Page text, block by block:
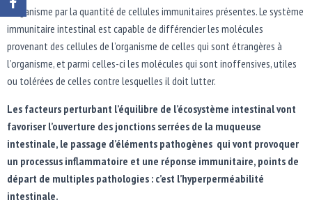
l’organisme par la quantité de cellules immunitaires présentes. Le système
immunitaire intestinal est capable de différencier les molécules
provenant des cellules de l’organisme de celles qui sont étrangères à
l’organisme, et parmi celles-ci les molécules qui sont inoffensives, utiles
ou tolérées de celles contre lesquelles il doit lutter.
Les facteurs perturbant l’équilibre de l’écosystème intestinal vont
favoriser l’ouverture des jonctions serrées de la muqueuse
intestinale, le passage d’éléments pathogènes qui vont provoquer
un processus inflammatoire et une réponse immunitaire, points de
départ de multiples pathologies : c’est l’hyperperméabilité
intestinale.